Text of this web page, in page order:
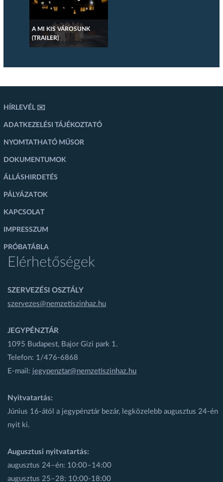
A MI KIS VÁROSUNK
(TRAILER)
HÍRLEVÉL ✉️
ADATKEZELÉSI TÁJÉKOZTATÓ
NYOMTATHATÓ MŰSOR
DOKUMENTUMOK
ÁLLÁSHIRDETÉS
PÁLYÁZATOK
KAPCSOLAT
IMPRESSZUM
PRÓBATÁBLA
Elérhetőségek
SZERVEZÉSI OSZTÁLY
szervezes@nemzetiszinhaz.hu
JEGYPÉNZTÁR
1095 Budapest, Bajor Gizi park 1.
Telefon: 1/476-6868
E-mail: jegypenztar@nemzetiszinhaz.hu
Nyitvatartás:
Június 16-ától a jegypénztár bezár, legközelebb augusztus 24-én
nyit ki.
Augusztusi nyitvatartás:
augusztus 24–én: 10:00–14:00
augusztus 25–28: 10:00-18:00